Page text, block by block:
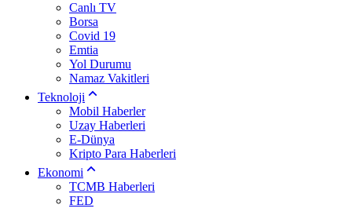
Canlı TV
Borsa
Covid 19
Emtia
Yol Durumu
Namaz Vakitleri
Teknoloji
Mobil Haberler
Uzay Haberleri
E-Dünya
Kripto Para Haberleri
Ekonomi
TCMB Haberleri
FED